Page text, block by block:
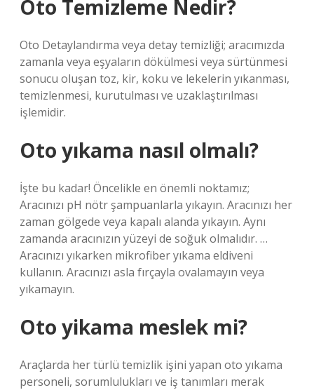
Oto Temizleme Nedir?
Oto Detaylandırma veya detay temizliği; aracımızda
zamanla veya eşyaların dökülmesi veya sürtünmesi
sonucu oluşan toz, kir, koku ve lekelerin yıkanması,
temizlenmesi, kurutulması ve uzaklaştırılması
işlemidir.
Oto yıkama nasıl olmalı?
İşte bu kadar! Öncelikle en önemli noktamız;
Aracınızı pH nötr şampuanlarla yıkayın. Aracınızı her
zaman gölgede veya kapalı alanda yıkayın. Aynı
zamanda aracınızın yüzeyi de soğuk olmalıdır. …
Aracınızı yıkarken mikrofiber yıkama eldiveni
kullanın. Aracınızı asla fırçayla ovalamayın veya
yıkamayın.
Oto yikama meslek mi?
Araçlarda her türlü temizlik işini yapan oto yıkama
personeli, sorumlulukları ve iş tanımları merak